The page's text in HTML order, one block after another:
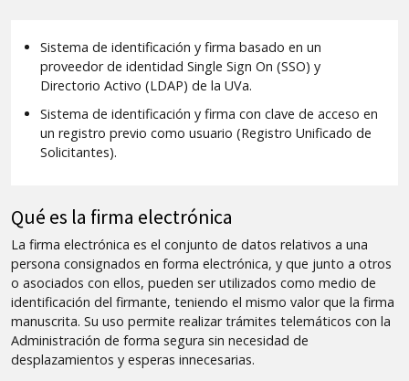
Sistema de identificación y firma basado en un
proveedor de identidad Single Sign On (SSO) y
Directorio Activo (LDAP) de la UVa.
Sistema de identificación y firma con clave de acceso en
un registro previo como usuario (Registro Unificado de
Solicitantes).
Qué es la firma electrónica
La firma electrónica es el conjunto de datos relativos a una
persona consignados en forma electrónica, y que junto a otros
o asociados con ellos, pueden ser utilizados como medio de
identificación del firmante, teniendo el mismo valor que la firma
manuscrita. Su uso permite realizar trámites telemáticos con la
Administración de forma segura sin necesidad de
desplazamientos y esperas innecesarias.